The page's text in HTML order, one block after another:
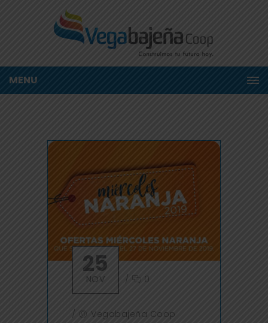
MENU
25
NOV / 0
/ Vegabajeña Coop